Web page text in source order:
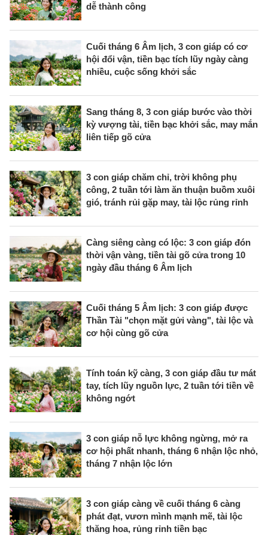
dễ thành công
Cuối tháng 6 Âm lịch, 3 con giáp có cơ
hội đổi vận, tiền bạc tích lũy ngày càng
nhiều, cuộc sống khởi sắc
Sang tháng 8, 3 con giáp bước vào thời
kỳ vượng tài, tiền bạc khởi sắc, may mắn
liên tiếp gõ cửa
3 con giáp chăm chỉ, trời không phụ
công, 2 tuần tới làm ăn thuận buồm xuôi
gió, tránh rủi gặp may, tài lộc rủng rỉnh
Càng siêng càng có lộc: 3 con giáp đón
thời vận vàng, tiền tài gõ cửa trong 10
ngày đầu tháng 6 Âm lịch
Cuối tháng 5 Âm lịch: 3 con giáp được
Thần Tài "chọn mặt gửi vàng", tài lộc và
cơ hội cùng gõ cửa
Tính toán kỹ càng, 3 con giáp đầu tư mát
tay, tích lũy nguồn lực, 2 tuần tới tiền về
không ngớt
3 con giáp nỗ lực không ngừng, mở ra
cơ hội phất nhanh, tháng 6 nhận lộc nhỏ,
tháng 7 nhận lộc lớn
3 con giáp càng về cuối tháng 6 càng
phát đạt, vươn mình mạnh mẽ, tài lộc
thăng hoa, rủng rỉnh tiền bạc